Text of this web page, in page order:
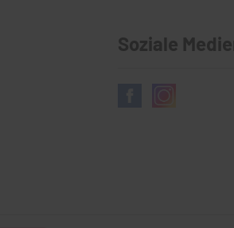
Soziale